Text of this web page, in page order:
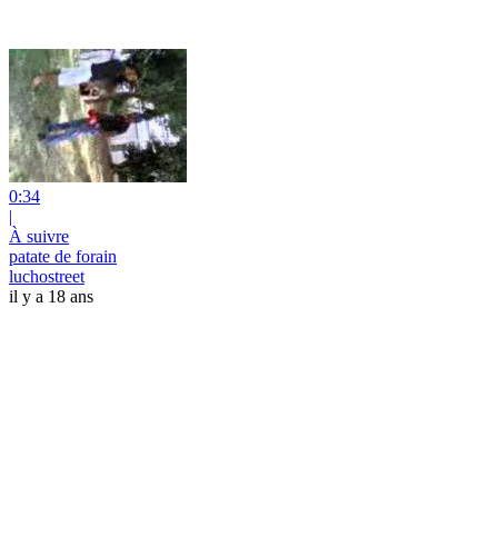
0:34
|
À suivre
patate de forain
luchostreet
il y a 18 ans